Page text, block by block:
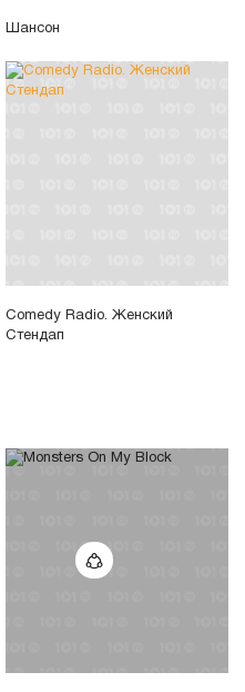
Шансон
Comedy Radio. Женский
Стендап